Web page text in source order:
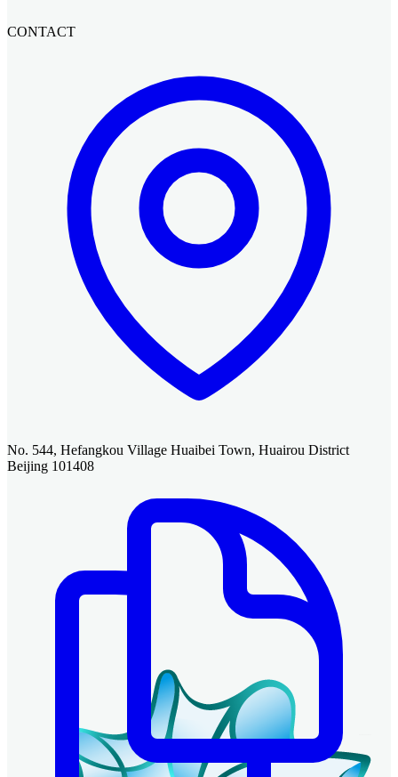
CONTACT
No. 544, Hefangkou Village Huaibei Town, Huairou District
Beijing 101408